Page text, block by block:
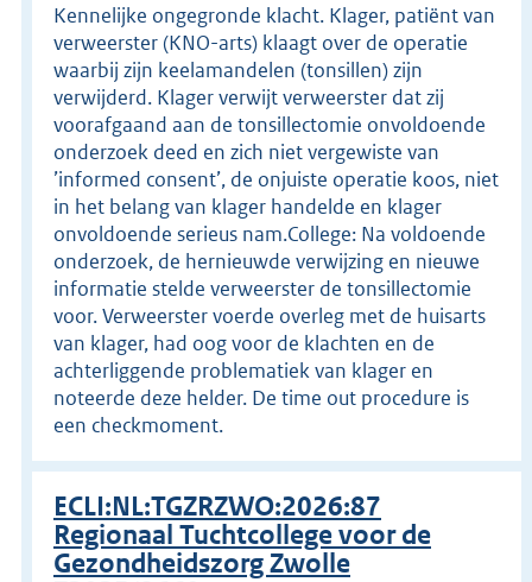
Kennelijke ongegronde klacht. Klager, patiënt van
verweerster (KNO-arts) klaagt over de operatie
waarbij zijn keelamandelen (tonsillen) zijn
verwijderd. Klager verwijt verweerster dat zij
voorafgaand aan de tonsillectomie onvoldoende
onderzoek deed en zich niet vergewiste van
’informed consent’, de onjuiste operatie koos, niet
in het belang van klager handelde en klager
onvoldoende serieus nam.College: Na voldoende
onderzoek, de hernieuwde verwijzing en nieuwe
informatie stelde verweerster de tonsillectomie
voor. Verweerster voerde overleg met de huisarts
van klager, had oog voor de klachten en de
achterliggende problematiek van klager en
noteerde deze helder. De time out procedure is
een checkmoment.
ECLI:NL:TGZRZWO:2026:87
Regionaal Tuchtcollege voor de
Gezondheidszorg Zwolle